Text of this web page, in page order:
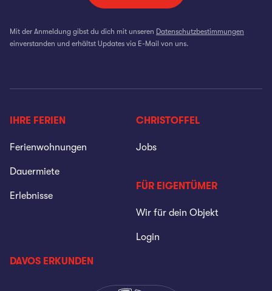
Mit der Anmeldung gibst du dich mit unseren Datenschutzbestimmungen
einverstanden und erhältst Updates via E-Mail von uns.
IHRE FERIEN
Ferienwohnungen
Dauermiete
Erlebnisse
CHRISTOFFEL
Jobs
FÜR EIGENTÜMER
Wir für dein Objekt
Login
DAVOS ERKUNDEN